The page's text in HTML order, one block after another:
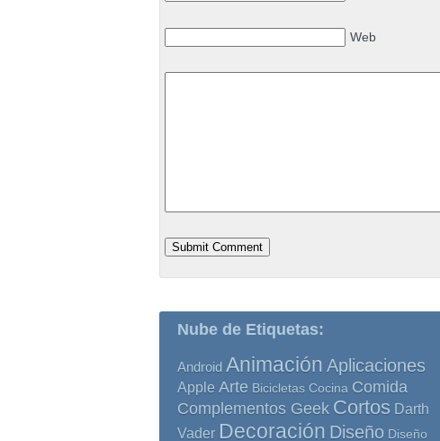
Web
Nube de Etiquetas:
Android Animación Aplicaciones
Apple Arte Bicicletas Cocina Comida
Complementos Geek Cortos Darth
Vader Decoración Diseño Diseño